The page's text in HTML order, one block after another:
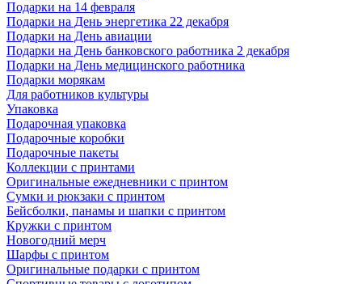
Подарки на 14 февраля
Подарки на День энергетика 22 декабря
Подарки на День авиации
Подарки на День банковского работника 2 декабря
Подарки на День медицинского работника
Подарки морякам
Для работников культуры
Упаковка
Подарочная упаковка
Подарочные коробки
Подарочные пакеты
Коллекции с принтами
Оригинальные ежедневники с принтом
Сумки и рюкзаки с принтом
Бейсболки, панамы и шапки с принтом
Кружки с принтом
Новогодний мерч
Шарфы с принтом
Оригинальные подарки с принтом